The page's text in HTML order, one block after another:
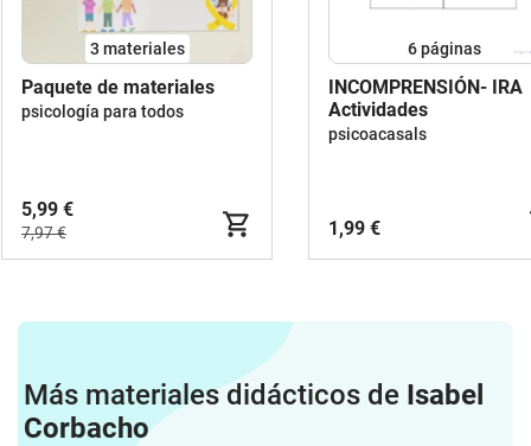
3 materiales
Paquete de materiales
psicología para todos
5,99 €
7,97 €
6páginas
INCOMPRENSIÓN- IRA
Actividades
psicoacasals
1,99 €
Más materiales didácticos de Isabel
Corbacho